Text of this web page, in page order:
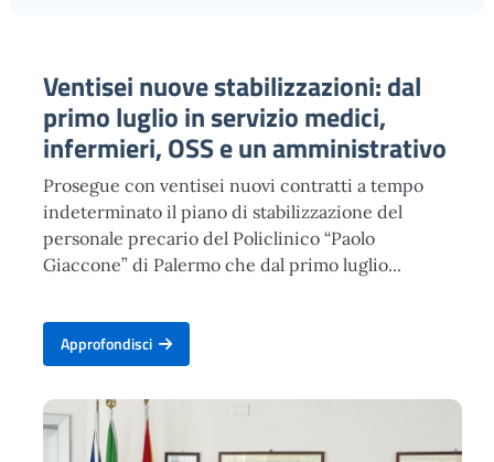
Ventisei nuove stabilizzazioni: dal
primo luglio in servizio medici,
infermieri, OSS e un amministrativo
Prosegue con ventisei nuovi contratti a tempo
indeterminato il piano di stabilizzazione del
personale precario del Policlinico “Paolo
Giaccone” di Palermo che dal primo luglio...
Approfondisci